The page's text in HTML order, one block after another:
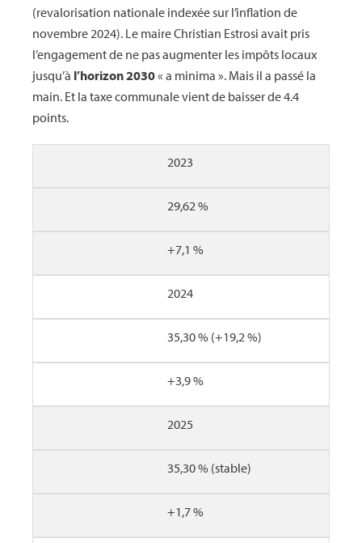
(revalorisation nationale indexée sur l’inflation de
novembre 2024). Le maire Christian Estrosi avait pris
l’engagement de ne pas augmenter les impôts locaux
jusqu’à l’horizon 2030« a minima ». Mais il a passé la
main. Et la taxe communale vient de baisser de 4.4
points.
2023
29,62 %
+7,1 %
2024
35,30 % (+19,2 %)
+3,9 %
2025
35,30 % (stable)
+1,7 %